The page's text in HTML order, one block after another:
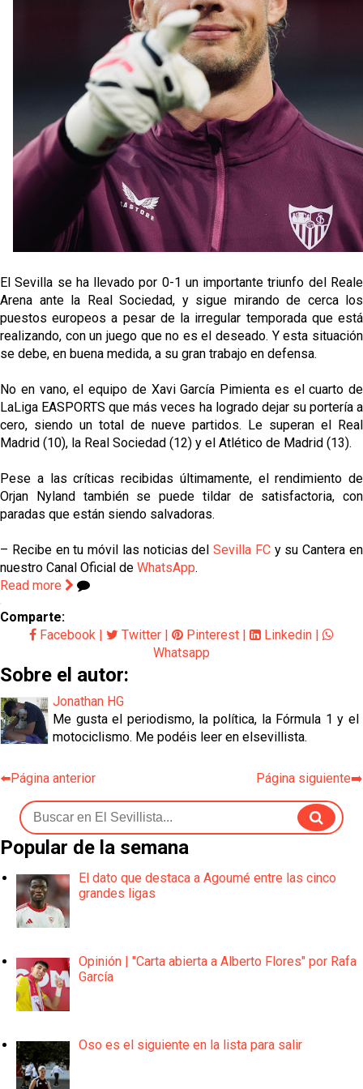
Juanlu de vuelta a Sevilla para cerrar su fichaje a la
El Granada negocia con el Sevilla FC por Alberto
El Sevilla continúa con despidos y rechaza una
oferta de 420 millones por el club
El Sevilla mueve ficha por Robbie Ure: la opción 'A'
para el ataque nervionense
El Sevilla se ha llevado por 0-1 un importante triunfo del Reale
Arena ante la Real Sociedad, y sigue mirando de cerca los
puestos europeos a pesar de la irregular temporada que está
realizando, con un juego que no es el deseado. Y esta situación
se debe, en buena medida, a su gran trabajo en defensa.
No en vano, el equipo de Xavi García Pimienta es el cuarto de
LaLiga EASPORTS que más veces ha logrado dejar su portería a
cero, siendo un total de nueve partidos. Le superan el Real
Madrid (10), la Real Sociedad (12) y el Atlético de Madrid (13).
Pese a las críticas recibidas últimamente, el rendimiento de
Orjan Nyland también se puede tildar de satisfactoria, con
paradas que están siendo salvadoras.
– Recibe en tu móvil las noticias delSevilla FCy su Cantera en
nuestro Canal Oficial de WhatsApp.
Read more
Comparte:
Facebook | Twitter | Pinterest | Linkedin |
Whatsapp
Sobre el autor:
Jonathan HG
Me gusta el periodismo, la política, la Fórmula 1 y el
motociclismo. Me podéis leer en elsevillista.
⬅️Página anterior Página siguiente➡️
Popular de la semana
El dato que destaca a Agoumé entre las cinco
grandes ligas
Opinión | "Carta abierta a Alberto Flores" por Rafa
García
Oso es el siguiente en la lista para salir